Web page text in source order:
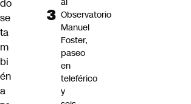
do
se
ta
m
bi
én
a
Observatorio
Manuel
Foster,
paseo
en
teleférico
y